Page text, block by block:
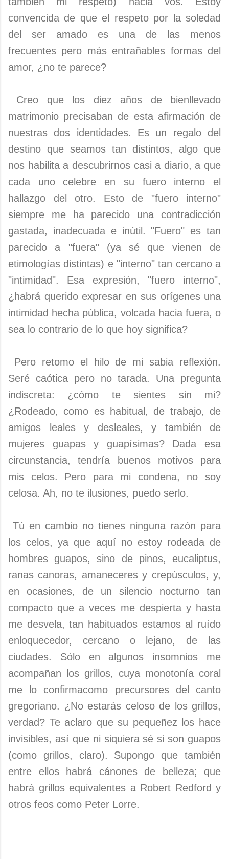
convencida de que el respeto por la soledad
del ser amado es una de las menos
frecuentes pero más entrañables formas del
amor, ¿no te parece?
Creo que los diez años de bienllevado
matrimonio precisaban de esta afirmación de
nuestras dos identidades. Es un regalo del
destino que seamos tan distintos, algo que
nos habilita a descubrirnos casi a diario, a que
cada uno celebre en su fuero interno el
hallazgo del otro. Esto de "fuero interno"
siempre me ha parecido una contradicción
gastada, inadecuada e inútil. "Fuero" es tan
parecido a "fuera" (ya sé que vienen de
etimologías distintas) e "interno" tan cercano a
"intimidad". Esa expresión, "fuero interno",
¿habrá querido expresar en sus orígenes una
intimidad hecha pública, volcada hacia fuera, o
sea lo contrario de lo que hoy significa?
Pero retomo el hilo de mi sabia reflexión.
Seré caótica pero no tarada. Una pregunta
indiscreta: ¿cómo te sientes sin mi?
¿Rodeado, como es habitual, de trabajo, de
amigos leales y desleales, y también de
mujeres guapas y guapísimas? Dada esa
circunstancia, tendría buenos motivos para
mis celos. Pero para mi condena, no soy
celosa. Ah, no te ilusiones, puedo serlo.
Tú en cambio no tienes ninguna razón para
los celos, ya que aquí no estoy rodeada de
hombres guapos, sino de pinos, eucaliptus,
ranas canoras, amaneceres y crepúsculos, y,
en ocasiones, de un silencio nocturno tan
compacto que a veces me despierta y hasta
me desvela, tan habituados estamos al ruído
enloquecedor, cercano o lejano, de las
ciudades. Sólo en algunos insomnios me
acompañan los grillos, cuya monotonía coral
me lo confirmacomo precursores del canto
gregoriano. ¿No estarás celoso de los grillos,
verdad? Te aclaro que su pequeñez los hace
invisibles, así que ni siquiera sé si son guapos
(como grillos, claro). Supongo que también
entre ellos habrá cánones de belleza; que
habrá grillos equivalentes a Robert Redford y
otros feos como Peter Lorre.